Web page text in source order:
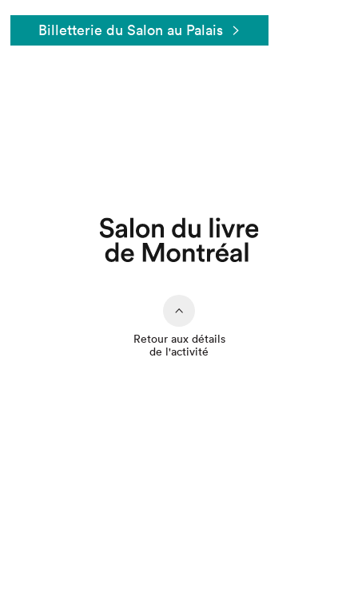
Billetterie du Salon au Palais
Retour aux détails
de l'activité